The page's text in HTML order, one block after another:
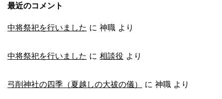
最近のコメント
中将祭祀を行いました に 神職 より
中将祭祀を行いました に 相談役 より
弓削神社の四季（夏越しの大祓の儀） に 神職 より